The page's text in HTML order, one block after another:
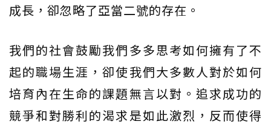
成長，卻忽略了亞當二號的存在。
我們的社會鼓勵我們多多思考如何擁有了不
起的職場生涯，卻使我們大多數人對於如何
培育內在生命的課題無言以對。追求成功的
競爭和對勝利的渴求是如此激烈，反而使得